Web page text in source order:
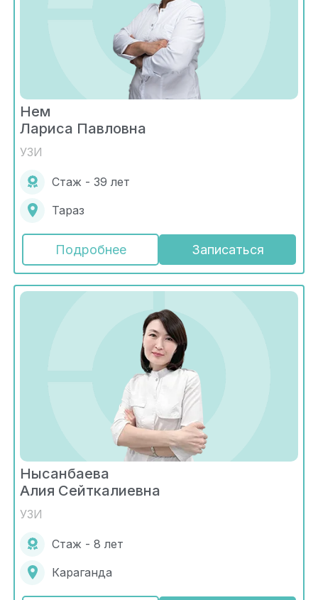
Нем
Лариса Павловна
УЗИ
Стаж - 39 лет
Тараз
Подробнее Записаться
Нысанбаева
Алия Сейткалиевна
УЗИ
Стаж - 8 лет
Караганда